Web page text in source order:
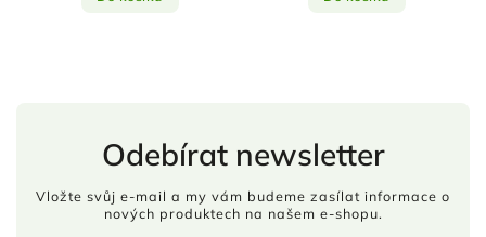
Odebírat newsletter
Vložte svůj e-mail a my vám budeme zasílat informace o
nových produktech na našem e-shopu.